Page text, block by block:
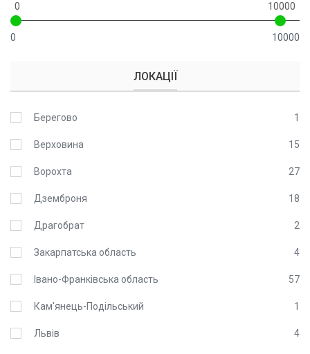
0 10000
0 10000
ЛОКАЦІЇ
Берегово 1
Верховина 15
Ворохта 27
Дземброня 18
Драгобрат 2
Закарпатська область 4
Івано-Франківська область 57
Кам'янець-Подільський 1
Львів 4